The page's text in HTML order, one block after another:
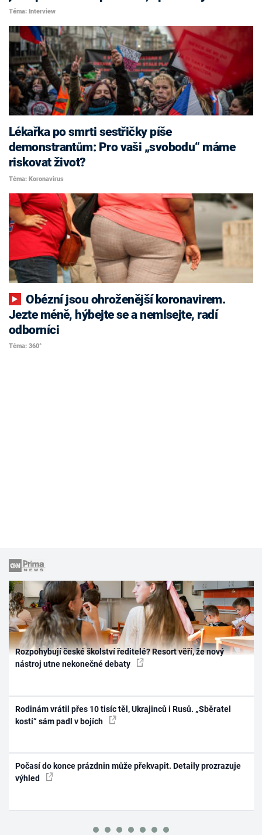
Téma: Interview
Lékařka po smrti sestřičky píše
demonstrantům: Pro vaši „svobodu“ máme
riskovat život?
Téma: Koronavirus
Obézní jsou ohroženější koronavirem.
Jezte méně, hýbejte se a nemlsejte, radí
odborníci
Téma: 360°
Rozpohybují české školství ředitelé? Resort věří, že nový
nástroj utne nekonečné debaty
Rodinám vrátil přes 10 tisíc těl, Ukrajinců i Rusů. „Sběratel
kostí“ sám padl v bojích
Počasí do konce prázdnin může překvapit. Detaily prozrazuje
výhled